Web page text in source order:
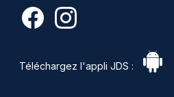
Téléchargez l'appli JDS :